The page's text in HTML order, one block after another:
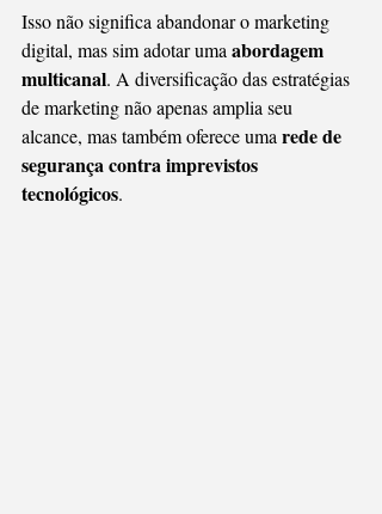
Isso não significa abandonar o marketing
digital, mas sim adotar uma abordagem
multicanal. A diversificação das estratégias
de marketing não apenas amplia seu
alcance, mas também oferece uma rede de
segurança contra imprevistos
tecnológicos.